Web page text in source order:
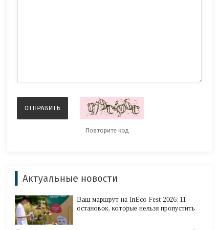
Актуальные новости
Ваш маршрут на InEco Fest 2026: 11
остановок, которые нельзя пропустить